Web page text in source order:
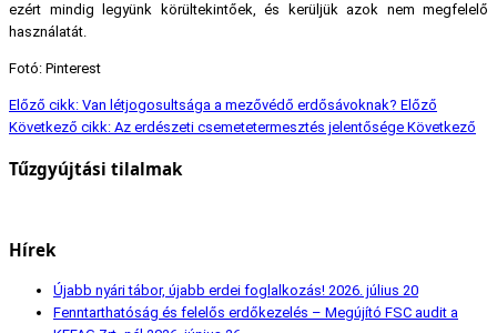
ezért mindig legyünk körültekintőek, és kerüljük azok nem megfelelő
használatát.
Fotó: Pinterest
Előző cikk: Van létjogosultsága a mezővédő erdősávoknak? Előző
Következő cikk: Az erdészeti csemetetermesztés jelentősége Következő
Tűzgyújtási tilalmak
Hírek
Újabb nyári tábor, újabb erdei foglalkozás! 2026. július 20
Fenntarthatóság és felelős erdőkezelés – Megújító FSC audit a